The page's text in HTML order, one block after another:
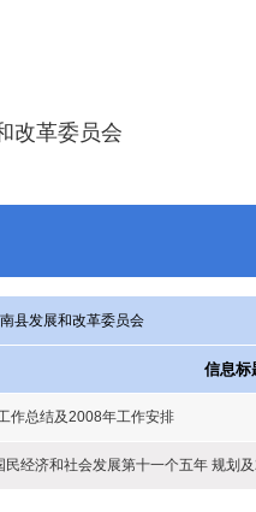
改革委员会
县发展和改革委员会
信息标
作总结及2008年工作安排
民经济和社会发展第十一个五年 规划